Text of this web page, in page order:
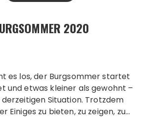
2020
und etwas kleiner als gewohnt –
Situation. Trotzdem
Einiges zu bieten, zu zeigen, zu…